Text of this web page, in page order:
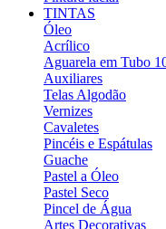
TINTAS
Óleo
Acrílico
Aguarela em Tubo
Auxiliares
Telas Algodão
Vernizes
Cavaletes
Pincéis e Espátulas
Guache
Pastel a Óleo
Pastel Seco
Pincel de Água
Artes Decorativas